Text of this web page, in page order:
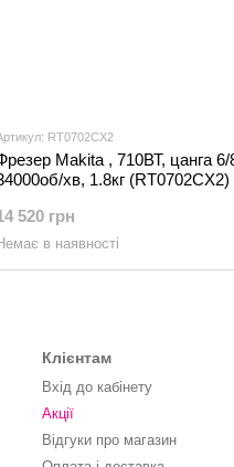
RT0702CX2
Makita , 710ВТ, цанга
хв, 1.8кг (RT0702CX2)
520 грн
в наявності
Клієнтам
Вхід до кабінету
Акції
Відгуки про магазин